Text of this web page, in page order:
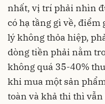
nhất, vị trí phải nhìn
có hạ tầng gì về,
lý không thỏa hiệp,
dòng tiền phải nằm
không quá 35-40%
khi mua một sản
toàn và khả thi thì